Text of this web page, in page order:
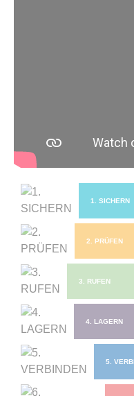
1. SICHERN
2. PRÜFEN
3. RUFEN
4. LAGERN
5.